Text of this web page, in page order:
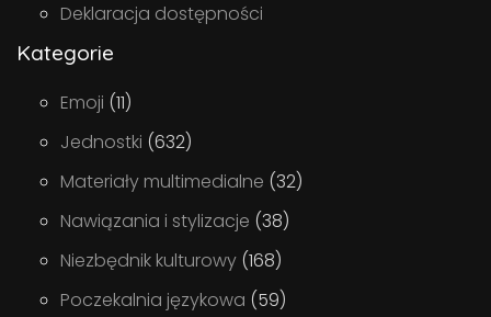
Deklaracja dostępności
Kategorie
Emoji (11)
Jednostki (632)
Materiały multimedialne (32)
Nawiązania i stylizacje (38)
Niezbędnik kulturowy (168)
Poczekalnia językowa (59)